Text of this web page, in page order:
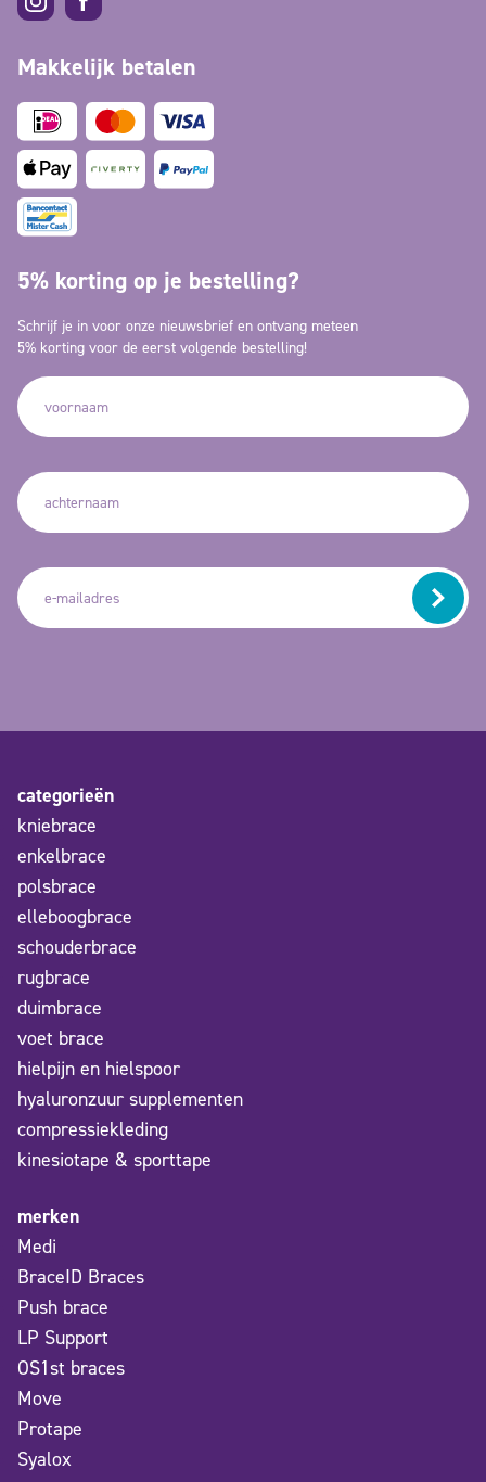
Makkelijk betalen
5% korting op je bestelling?
Schrijf je in voor onze nieuwsbrief en ontvang meteen
5% korting voor de eerst volgende bestelling!
categorieën
kniebrace
enkelbrace
polsbrace
elleboogbrace
schouderbrace
rugbrace
duimbrace
voet brace
hielpijn en hielspoor
hyaluronzuur supplementen
compressiekleding
kinesiotape & sporttape
merken
Medi
BraceID Braces
Push brace
LP Support
OS1st braces
Move
Protape
Syalox